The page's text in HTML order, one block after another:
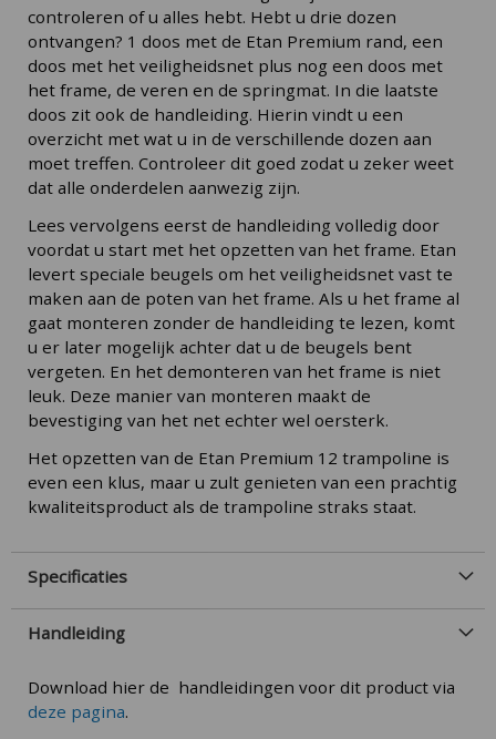
controleren of u alles hebt. Hebt u drie dozen
ontvangen? 1 doos met de Etan Premium rand, een
doos met het veiligheidsnet plus nog een doos met
het frame, de veren en de springmat. In die laatste
doos zit ook de handleiding. Hierin vindt u een
overzicht met wat u in de verschillende dozen aan
moet treffen. Controleer dit goed zodat u zeker weet
dat alle onderdelen aanwezig zijn.
Lees vervolgens eerst de handleiding volledig door
voordat u start met het opzetten van het frame. Etan
levert speciale beugels om het veiligheidsnet vast te
maken aan de poten van het frame. Als u het frame al
gaat monteren zonder de handleiding te lezen, komt
u er later mogelijk achter dat u de beugels bent
vergeten. En het demonteren van het frame is niet
leuk. Deze manier van monteren maakt de
bevestiging van het net echter wel oersterk.
Het opzetten van de Etan Premium 12 trampoline is
even een klus, maar u zult genieten van een prachtig
kwaliteitsproduct als de trampoline straks staat.
Specificaties
Handleiding
Download hier de handleidingen voor dit product via
deze pagina.